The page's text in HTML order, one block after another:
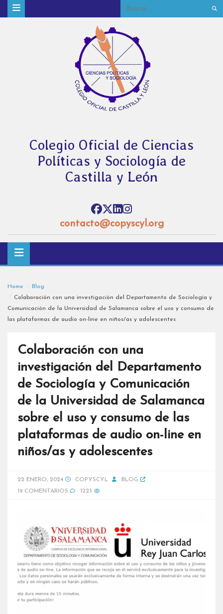
Colegio Oficial de Ciencias
Políticas y Sociología de
Castilla y León
contacto@copyscyl.org
Home
Blog
Colaboración con una investigación del Departamento de Sociología y
Comunicación de la Universidad de Salamanca sobre el uso y consumo de
las plataformas de audio on-line en niños/as y adolescentes
Colaboración con una
investigación del Departamento
de Sociología y Comunicación
de la Universidad de Salamanca
sobre el uso y consumo de las
plataformas de audio on-line en
niños/as y adolescentes
22 ENERO, 2024 COPYSCYL
BLOG
19 COMENTARIOS
1223